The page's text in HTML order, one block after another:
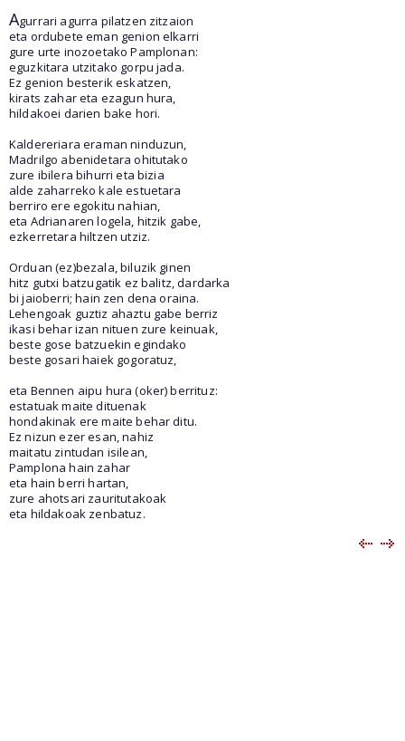
Agurrari agurra pilatzen zitzaion
eta ordubete eman genion elkarri
gure urte inozoetako Pamplonan:
eguzkitara utzitako gorpu jada.
Ez genion besterik eskatzen,
kirats zahar eta ezagun hura,
hildakoei darien bake hori.
Kaldereriara eraman ninduzun,
Madrilgo abenidetara ohitutako
zure ibilera bihurri eta bizia
alde zaharreko kale estuetara
berriro ere egokitu nahian,
eta Adrianaren logela, hitzik gabe,
ezkerretara hiltzen utziz.
Orduan (ez)bezala, biluzik ginen
hitz gutxi batzugatik ez balitz, dardarka
bi jaioberri; hain zen dena oraina.
Lehengoak guztiz ahaztu gabe berriz
ikasi behar izan nituen zure keinuak,
beste gose batzuekin egindako
beste gosari haiek gogoratuz,
eta Bennen aipu hura (oker) berrituz:
estatuak maite dituenak
hondakinak ere maite behar ditu.
Ez nizun ezer esan, nahiz
maitatu zintudan isilean,
Pamplona hain zahar
eta hain berri hartan,
zure ahotsari zauritutakoak
eta hildakoak zenbatuz.